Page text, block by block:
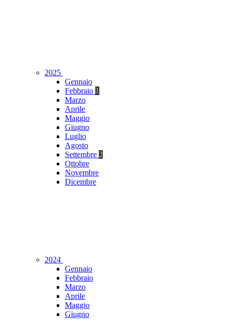
2025
Gennaio
Febbraio 1
Marzo
Aprile
Maggio
Giugno
Luglio
Agosto
Settembre 2
Ottobre
Novembre
Dicembre
2024
Gennaio
Febbraio
Marzo
Aprile
Maggio
Giugno